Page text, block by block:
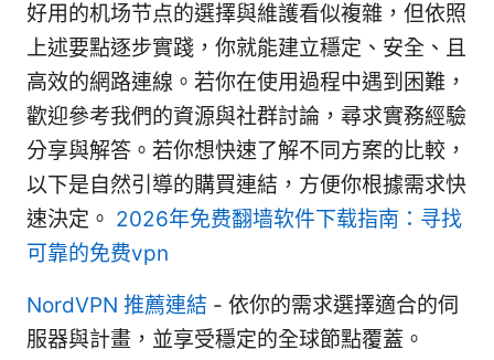
好用的机场节点的選擇與維護看似複雜，但依照
上述要點逐步實踐，你就能建立穩定、安全、且
高效的網路連線。若你在使用過程中遇到困難，
歡迎參考我們的資源與社群討論，尋求實務經驗
分享與解答。若你想快速了解不同方案的比較，
以下是自然引導的購買連結，方便你根據需求快
速決定。 2026年免费翻墙软件下载指南：寻找
可靠的免费vpn
NordVPN 推薦連結 - 依你的需求選擇適合的伺
服器與計畫，並享受穩定的全球節點覆蓋。